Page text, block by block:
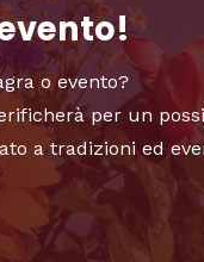
o evento?
per un
a tradizioni ed